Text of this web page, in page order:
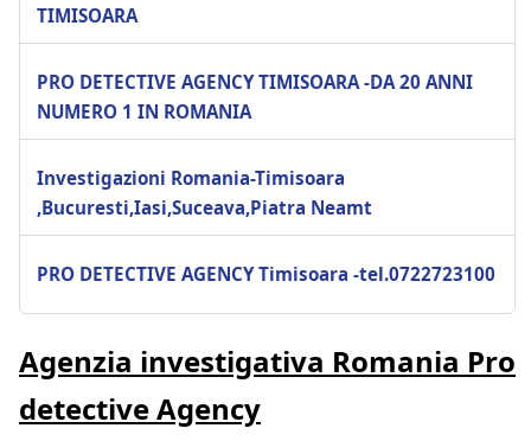
TIMISOARA
PRO DETECTIVE AGENCY TIMISOARA -DA 20 ANNI
NUMERO 1 IN ROMANIA
Investigazioni Romania-Timisoara
,Bucuresti,Iasi,Suceava,Piatra Neamt
PRO DETECTIVE AGENCY Timisoara -tel.0722723100
Agenzia investigativa Romania Pro
detective Agency